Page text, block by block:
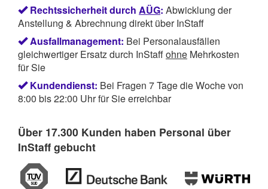
Rechtssicherheit durch AÜG: Abwicklung der
Anstellung & Abrechnung direkt über InStaff
Ausfallmanagement: Bei Personalausfällen
gleichwertiger Ersatz durch InStaffohne Mehrkosten
für Sie
Kundendienst: Bei Fragen 7 Tage die Woche von
8:00 bis 22:00 Uhr für Sie erreichbar
Über 17.300 Kunden haben Personal über
InStaff gebucht